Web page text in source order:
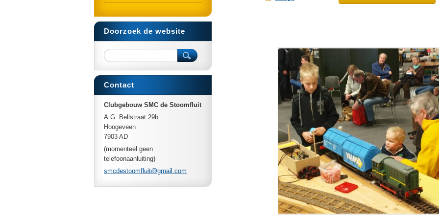
Doorzoek de website
Contact
Clubgebouw SMC de Stoomfluit
A.G. Bellstraat 29b
Hoogeveen
7903 AD
(momenteel geen
telefoonaanluiting)
smcdestoomfluit@gmail.com